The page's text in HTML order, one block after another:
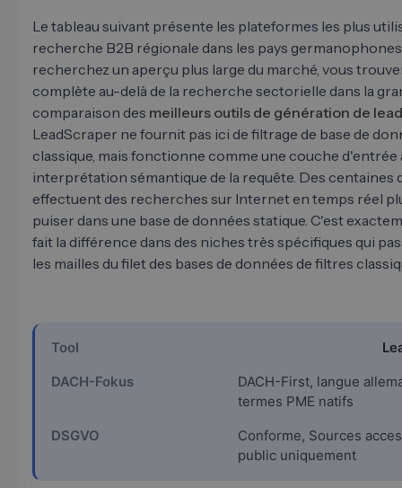
Le tableau suivant présente les plateformes les plus
recherche B2B régionale dans les pays
recherchez un aperçu plus large du marché, vous
complète au-delà de la recherche sectorielle dans la
comparaison des meilleurs outils de génération de
LeadScraper ne fournit pas ici de filtrage de base de
classique, mais fonctionne comme une couche d'entrée
interprétation sémantique de la requête. Des centaines
effectuent des recherches sur Internet en temps réel
puiser dans une base de données statique. C'est
fait la différence dans des niches très spécifiques qui
les mailles du filet des bases de données de filtres
DACH-First, langue
termes PME natifs
Conforme, Sources
public uniquement